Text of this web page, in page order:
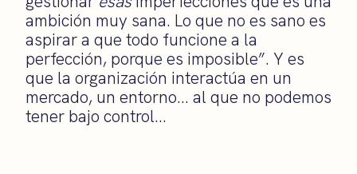
ambición muy sana. Lo que no es sano es
aspirar a que todo funcione a la
perfección, porque es imposible”. Y es
que la organización interactúa en un
mercado, un entorno… al que no podemos
tener bajo control…